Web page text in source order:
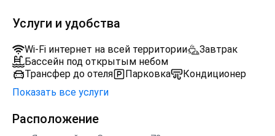
и финская сауна, для поклонников сухого и влажного
пара.
Для комфортного отдыха здесь есть все
необходимое: оборудованные раздевалки, уголок для
отдыха, лежаки. Наши гости любят заказывать из
бара напитки и блюда меню. А после насыщенного
вечера мы приглашаем гостей сыграть партию в
бильярд на 12 футовом профессиональном столе.
Услуги и удобства
Wi-Fi интернет на всей территории
Завтрак
Бассейн под открытым небом
Трансфер до отеля
Парковка
Кондиционер
Показать все услуги
Расположение